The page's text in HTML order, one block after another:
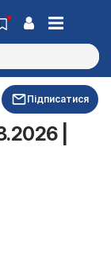
Підписатися
|